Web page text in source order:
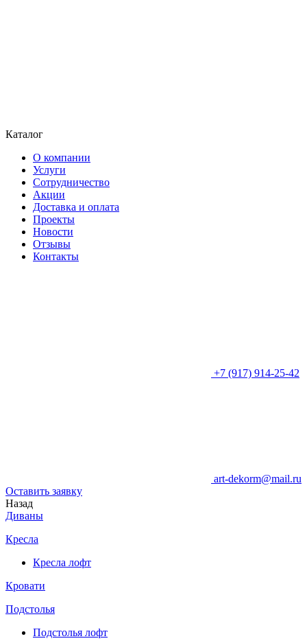
Каталог
О компании
Услуги
Сотрудничество
Акции
Доставка и оплата
Проекты
Новости
Отзывы
Контакты
+7 (917) 914-25-42
art-dekorm@mail.ru
Оставить заявку
Назад
Диваны
Кресла
Кресла лофт
Кровати
Подстолья
Подстолья лофт